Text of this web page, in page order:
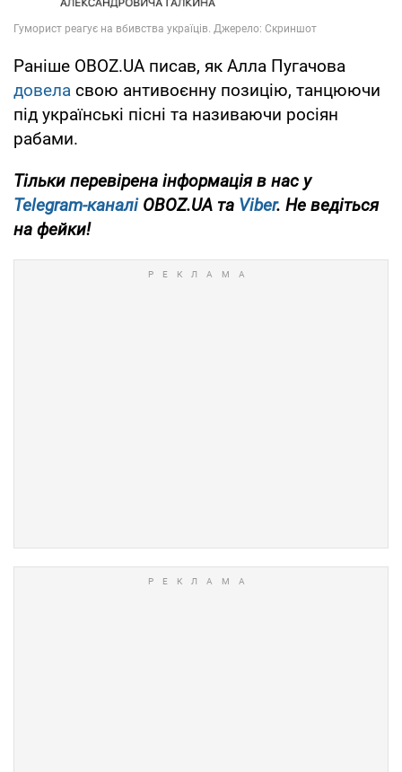
Раніше OBOZ.UA писав, як Алла Пугачова
довела свою антивоєнну позицію, танцюючи
під українські пісні та називаючи росіян
рабами.
Тільки перевірена інформація в нас у
Telegram-каналіOBOZ.UA та Viber. Не ведіться
на фейки!